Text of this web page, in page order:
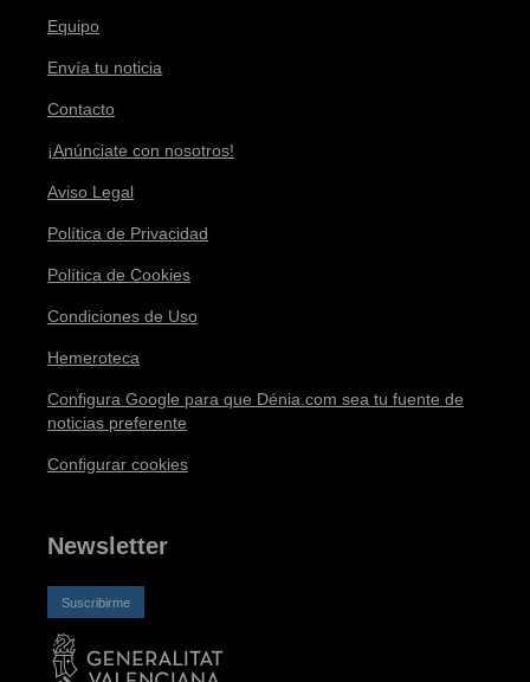
Equipo
Envía tu noticia
Contacto
¡Anúnciate con nosotros!
Aviso Legal
Política de Privacidad
Política de Cookies
Condiciones de Uso
Hemeroteca
Configura Google para que Dénia.com sea tu fuente de
noticias preferente
Configurar cookies
Newsletter
Suscribirme